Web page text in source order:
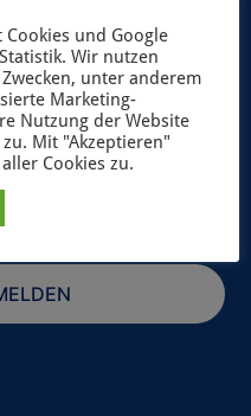
zum Newsletterversand
und Google
Wir nutzen
unter anderem
Marketing-
Nutzung der Website
Mit "Akzeptieren"
Cookies zu.